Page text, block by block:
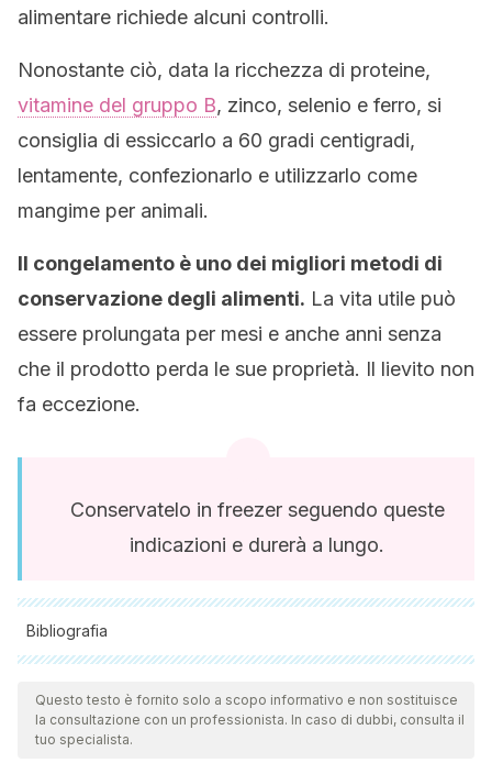
alimentare richiede alcuni controlli.
Nonostante ciò, data la ricchezza di proteine,
vitamine del gruppo B, zinco, selenio e ferro, si
consiglia di essiccarlo a 60 gradi centigradi,
lentamente, confezionarlo e utilizzarlo come
mangime per animali.
Il congelamento è uno dei migliori metodi di
conservazione degli alimenti. La vita utile può
essere prolungata per mesi e anche anni senza
che il prodotto perda le sue proprietà. Il lievito non
fa eccezione.
Conservatelo in freezer seguendo queste
indicazioni e durerà a lungo.
Bibliografia
Tutte le fonti citate sono state esaminate a fondo dal nostro
team per garantirne la qualità, l'affidabilità, l'attualità e la
validità. La bibliografia di questo articolo è stata considerata
Questo testo è fornito solo a scopo informativo e non sostituisce
la consultazione con un professionista. In caso di dubbi, consulta il
tuo specialista.